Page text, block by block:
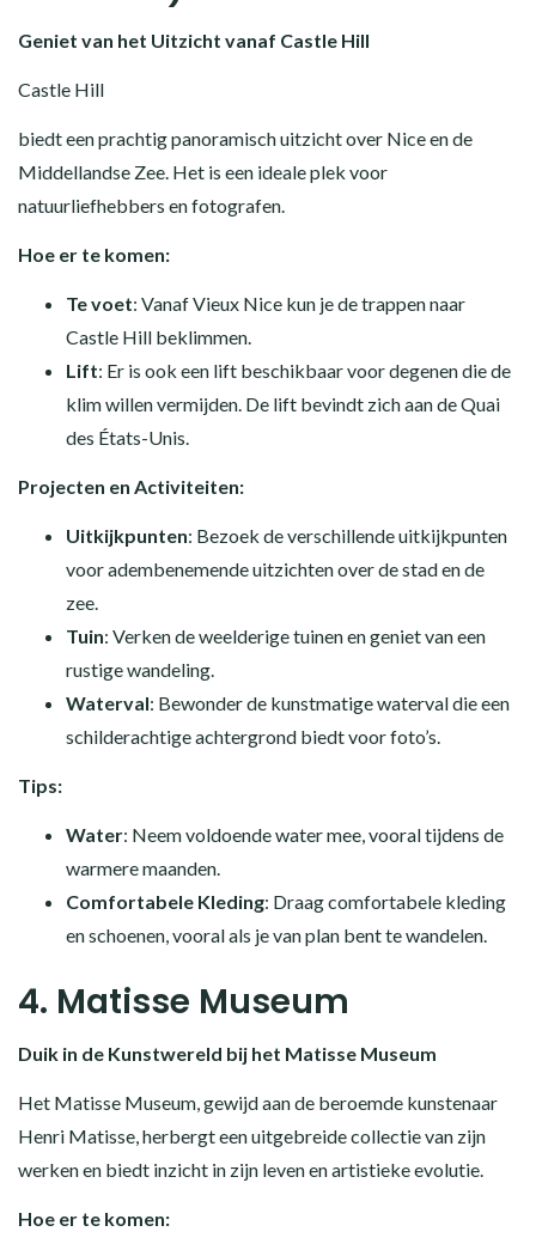
Geniet van het Uitzicht vanaf Castle Hill
Castle Hill
biedt een prachtig panoramisch uitzicht over Nice en de
Middellandse Zee. Het is een ideale plek voor
natuurliefhebbers en fotografen.
Hoe er te komen:
Te voet: Vanaf Vieux Nice kun je de trappen naar
Castle Hill beklimmen.
Lift: Er is ook een lift beschikbaar voor degenen die de
klim willen vermijden. De lift bevindt zich aan de Quai
des États-Unis.
Projecten en Activiteiten:
Uitkijkpunten: Bezoek de verschillende uitkijkpunten
voor adembenemende uitzichten over de stad en de
zee.
Tuin: Verken de weelderige tuinen en geniet van een
rustige wandeling.
Waterval: Bewonder de kunstmatige waterval die een
schilderachtige achtergrond biedt voor foto’s.
Tips:
Water: Neem voldoende water mee, vooral tijdens de
warmere maanden.
Comfortabele Kleding: Draag comfortabele kleding
en schoenen, vooral als je van plan bent te wandelen.
4. Matisse Museum
Duik in de Kunstwereld bij het Matisse Museum
Het Matisse Museum, gewijd aan de beroemde kunstenaar
Henri Matisse, herbergt een uitgebreide collectie van zijn
werken en biedt inzicht in zijn leven en artistieke evolutie.
Hoe er te komen: